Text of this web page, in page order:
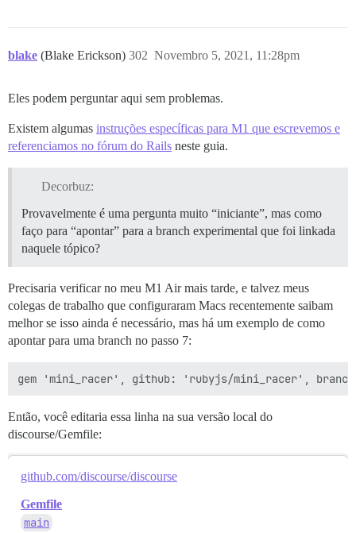
blake (Blake Erickson) Novembro 5, 2021, 11:28pm
302
Eles podem perguntar aqui sem problemas.
Existem algumas instruções específicas para M1 que escrevemos e
referenciamos no fórum do Rails neste guia.
Decorbuz:
Provavelmente é uma pergunta muito “iniciante”, mas como
faço para “apontar” para a branch experimental que foi linkada
naquele tópico?
Precisaria verificar no meu M1 Air mais tarde, e talvez meus
colegas de trabalho que configuraram Macs recentemente saibam
melhor se isso ainda é necessário, mas há um exemplo de como
apontar para uma branch no passo 7:
Então, você editaria essa linha na sua versão local do
discourse/Gemfile:
github.com/discourse/discourse
Gemfile
main